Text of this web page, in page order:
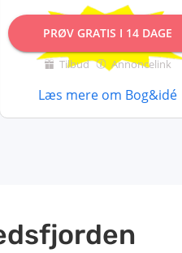
PRØV GRATIS I 14 DAGE
Tilbud Annoncelink
Læs mere om Bog&idé